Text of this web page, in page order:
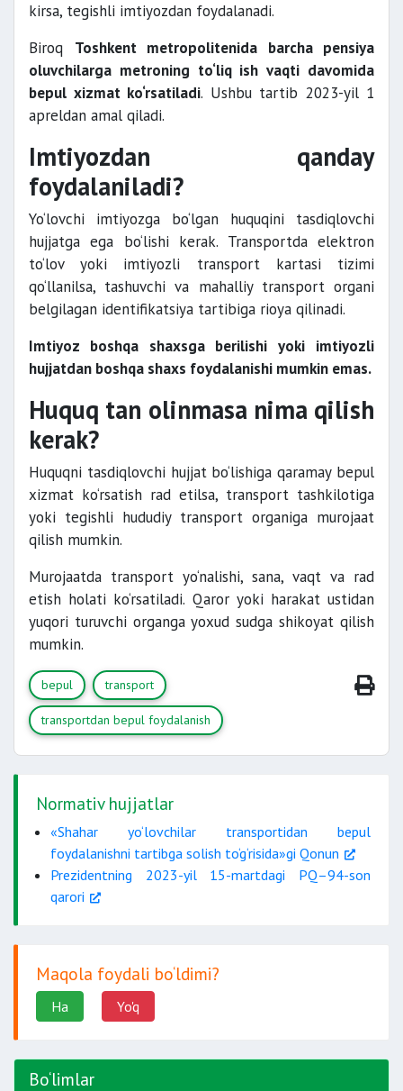
kirsa, tegishli imtiyozdan foydalanadi.
Biroq Toshkent metropolitenida barcha pensiya
oluvchilarga metroning to‘liq ish vaqti davomida
bepul xizmat ko‘rsatiladi. Ushbu tartib 2023-yil 1
apreldan amal qiladi.
Imtiyozdan qanday
foydalaniladi?
Yo‘lovchi imtiyozga bo‘lgan huquqini tasdiqlovchi
hujjatga ega bo‘lishi kerak. Transportda elektron
to‘lov yoki imtiyozli transport kartasi tizimi
qo‘llanilsa, tashuvchi va mahalliy transport organi
belgilagan identifikatsiya tartibiga rioya qilinadi.
Imtiyoz boshqa shaxsga berilishi yoki imtiyozli
hujjatdan boshqa shaxs foydalanishi mumkin emas.
Huquq tan olinmasa nima qilish
kerak?
Huquqni tasdiqlovchi hujjat bo‘lishiga qaramay bepul
xizmat ko‘rsatish rad etilsa, transport tashkilotiga
yoki tegishli hududiy transport organiga murojaat
qilish mumkin.
Murojaatda transport yo‘nalishi, sana, vaqt va rad
etish holati ko‘rsatiladi. Qaror yoki harakat ustidan
yuqori turuvchi organga yoxud sudga shikoyat qilish
mumkin.
bepul transport
transportdan bepul foydalanish
Normativ hujjatlar
«Shahar yo‘lovchilar transportidan bepul
foydalanishni tartibga solish to‘g‘risida»gi Qonun
Prezidentning 2023-yil 15-martdagi PQ–94-son
qarori
Maqola foydali bo‘ldimi?
Ha Yo'q
Bo‘limlar